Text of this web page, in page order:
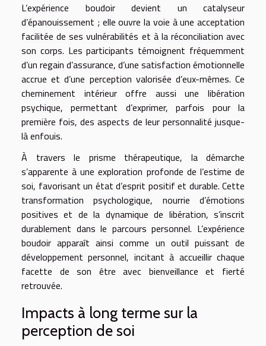
L’expérience boudoir devient un catalyseur
d’épanouissement ; elle ouvre la voie à une acceptation
facilitée de ses vulnérabilités et à la réconciliation avec
son corps. Les participants témoignent fréquemment
d’un regain d’assurance, d’une satisfaction émotionnelle
accrue et d’une perception valorisée d’eux-mêmes. Ce
cheminement intérieur offre aussi une libération
psychique, permettant d’exprimer, parfois pour la
première fois, des aspects de leur personnalité jusque-
là enfouis.
À travers le prisme thérapeutique, la démarche
s’apparente à une exploration profonde de l’estime de
soi, favorisant un état d’esprit positif et durable. Cette
transformation psychologique, nourrie d’émotions
positives et de la dynamique de libération, s’inscrit
durablement dans le parcours personnel. L’expérience
boudoir apparaît ainsi comme un outil puissant de
développement personnel, incitant à accueillir chaque
facette de son être avec bienveillance et fierté
retrouvée.
Impacts à long terme sur la
perception de soi